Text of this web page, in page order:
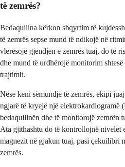
të zemrës?
Bedaquilina kërkon shqyrtim të
të zemrës sepse mund të ndikojë në
vlerësojë gjendjen e zemrës tuaj, do të
dhe mund të urdhërojë monitorim shtesë
trajtimit.
Nëse keni sëmundje të zemrës, ekipi
ngjarë të kryejë një elektrokardiogramë
bedaquilinën dhe të monitorojë zemrën
Ata gjithashtu do të kontrollojnë nivelet
magnezit në gjakun tuaj, pasi çekuilibri
zemrës.